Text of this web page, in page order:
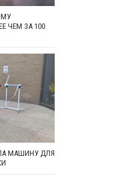
ЧЕМ ЗА 100
МАШИНУ ДЛЯ